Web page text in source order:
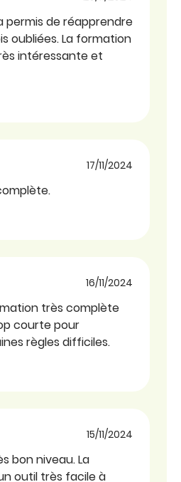
permis de réapprendre
oubliées. La formation
intéressante et
Note sous forme d'étoiles
17/11/2024
sous forme d'étoiles
16/11/2024
très complète
courte pour
règles difficiles.
sous forme d'étoiles
15/11/2024
bon niveau. La
outil très facile à